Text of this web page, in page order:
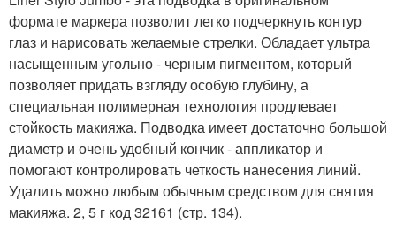
формате маркера позволит легко подчеркнуть контур
глаз и нарисовать желаемые стрелки. Обладает ультра
насыщенным угольно - черным пигментом, который
позволяет придать взгляду особую глубину, а
специальная полимерная технология продлевает
стойкость макияжа. Подводка имеет достаточно большой
диаметр и очень удобный кончик - аппликатор и
помогают контролировать четкость нанесения линий.
Удалить можно любым обычным средством для снятия
макияжа. 2, 5 г код 32161 (стр. 134).